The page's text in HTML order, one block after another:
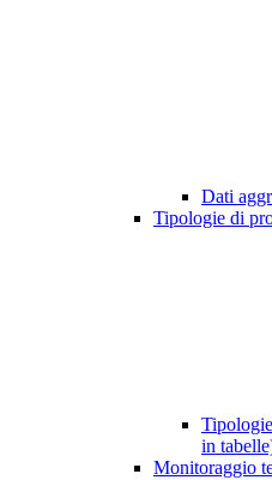
Dati
Tipologie di
in
Monitoraggio